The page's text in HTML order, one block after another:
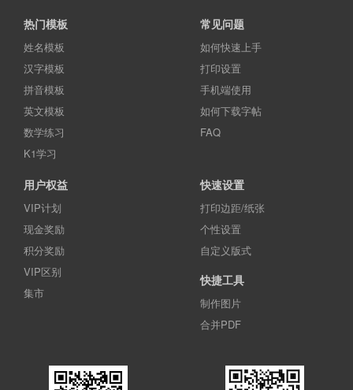
热门模板
姓名模板
汉字模板
拼音模板
英文模板
数学练习
K1学习
常见问题
如何快速上手
打印设置
手机端使用
如何下载字帖
FAQ
用户权益
VIP计划
现金奖励
积分奖励
VIP区别
集市
快速设置
打印边距/纸张
个性设置
自定义版式
快捷工具
制作图片
合并PDF